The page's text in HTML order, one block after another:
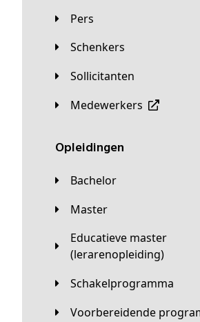
Pers
Schenkers
Sollicitanten
Medewerkers
Opleidingen
Bachelor
Master
Educatieve master
(lerarenopleiding)
Schakelprogramma
Voorbereidende